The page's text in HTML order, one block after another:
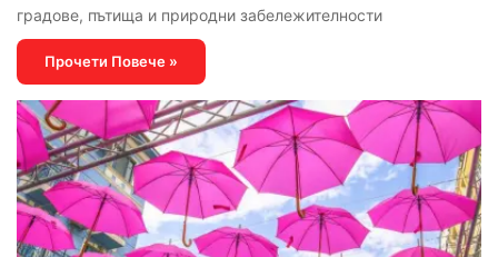
градове, пътища и природни забележителности
Прочети Повече »